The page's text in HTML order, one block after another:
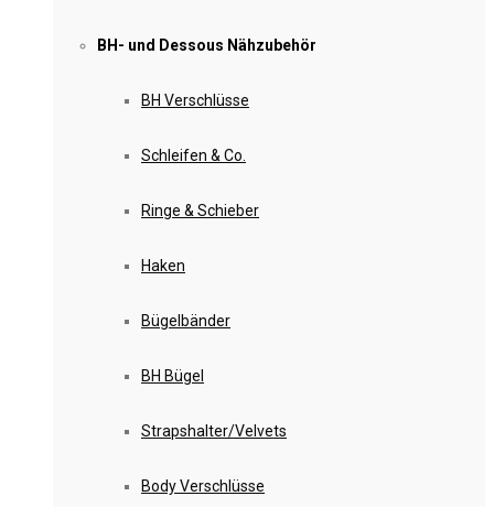
BH- und Dessous Nähzubehör
BH Verschlüsse
Schleifen & Co.
Ringe & Schieber
Haken
Bügelbänder
BH Bügel
Strapshalter/Velvets
Body Verschlüsse